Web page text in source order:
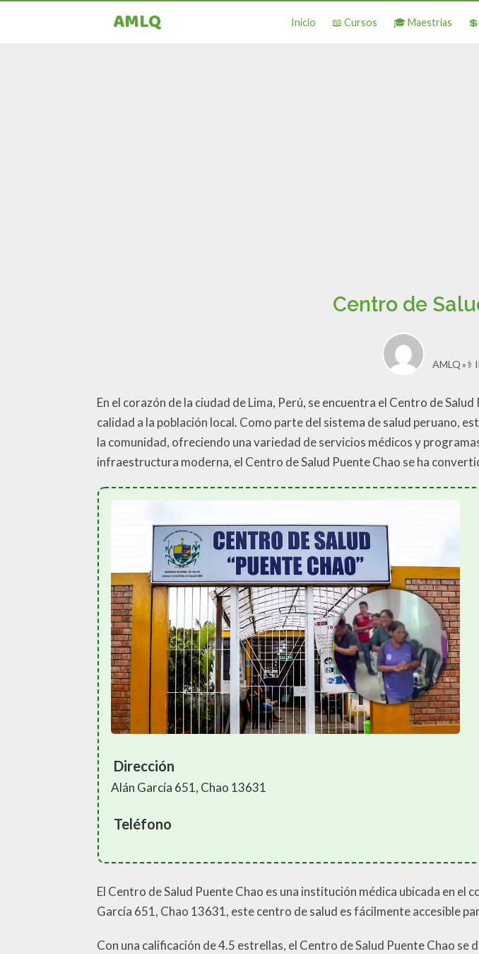
AMLQ Inicio 📖 Cursos 🎓 Maestrias
Centro de
AMLQ ⚕️
En el corazón de la ciudad de Lima, Perú, se encuentra el Centro de
calidad a la población local. Como parte del sistema de salud peruano,
la comunidad, ofreciendo una variedad de servicios médicos y
infraestructura moderna, el Centro de Salud Puente Chao se ha
Dirección
Alán García 651, Chao 13631
Teléfono
El Centro de Salud Puente Chao es una institución médica ubicada en
García 651, Chao 13631, este centro de salud es fácilmente accesible
Con una calificación de 4.5 estrellas, el Centro de Salud Puente Chao